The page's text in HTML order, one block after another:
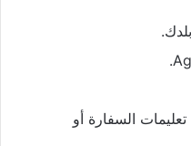
السفارة أو